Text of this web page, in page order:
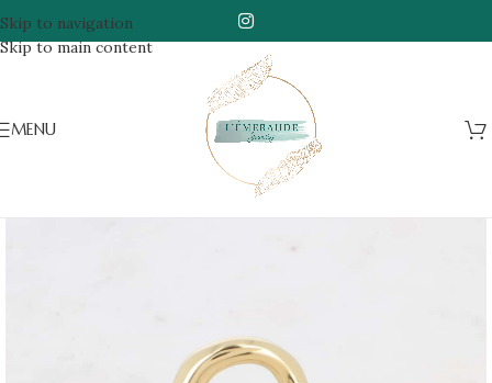
Skip to navigation
Skip to main content
MENU